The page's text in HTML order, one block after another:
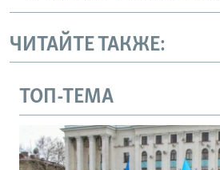
ЧИТАЙТЕ ТАКЖЕ:
ТОП-ТЕМА